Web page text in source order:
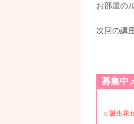
お部屋の
次回の講
募集中
誕生花